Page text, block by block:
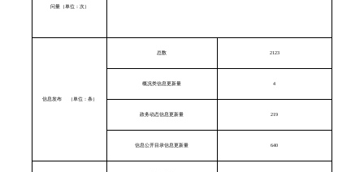
问量（单位：次）
信息发布 （单位：条）
总数 2123
概况类信息更新量 4
政务动态信息更新量 219
信息公开目录信息更新量 640